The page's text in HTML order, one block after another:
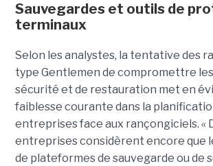
Sauvegardes et outils de
terminaux
Selon les analystes, la tentative des
type Gentlemen de compromettre
sécurité et de restauration met en
faiblesse courante dans la
entreprises face aux rançongiciels. «
entreprises considèrent encore que
de plateformes de sauvegarde ou de